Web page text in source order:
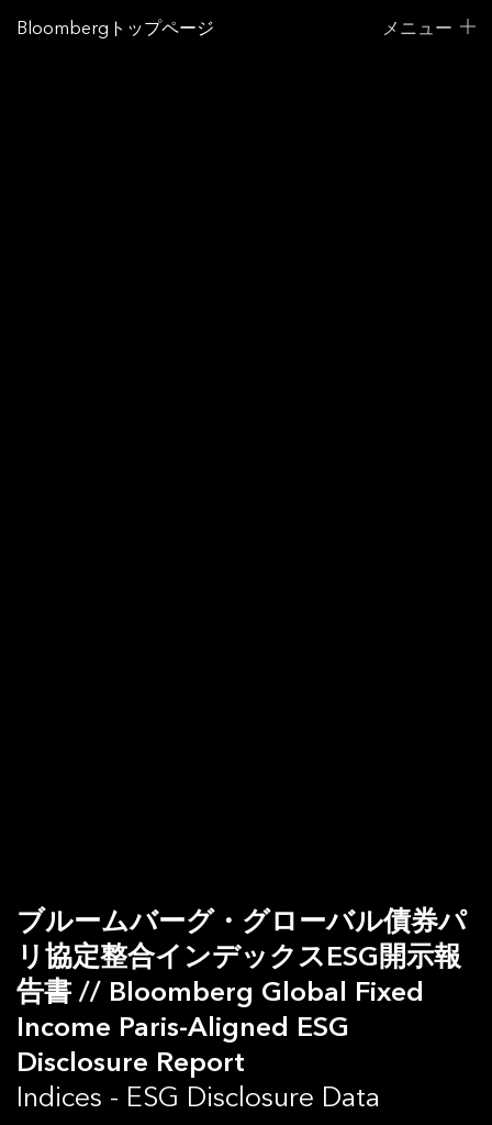
Bloombergトップページ メニュー
ブルームバーグ・グローバル債券パ
リ協定整合インデックスESG開示報
告書 // Bloomberg Global Fixed
Income Paris-Aligned ESG
Disclosure Report
Indices - ESG Disclosure Data